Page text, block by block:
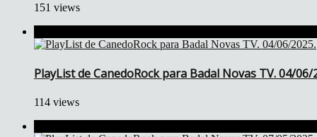
151 views
PlayList de CanedoRock para Badal Novas TV. 04/06/
114 views